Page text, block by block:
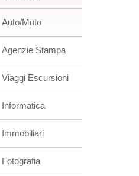
Auto/Moto
Agenzie Stampa
Viaggi Escursioni
Informatica
Immobiliari
Fotografia